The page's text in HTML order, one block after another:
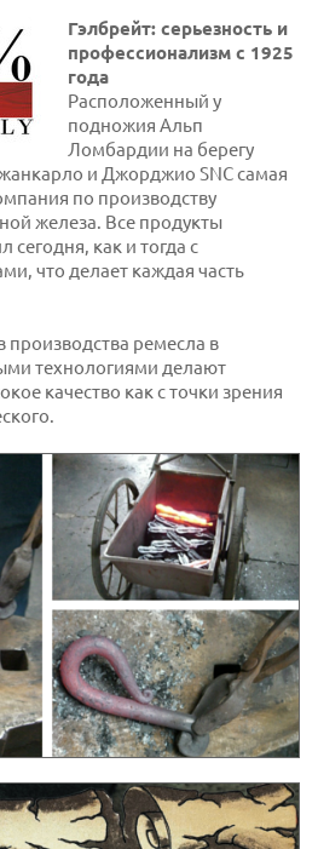
Гэлбрейт: серьезность и
профессионализм с 1925
года
Расположенный у
подножия Альп
Ломбардии на берегу
и Джорджио SNC самая
по производству
железа. Все продукты
сегодня, как и тогда с
что делает каждая часть
ремесла в
технологиями делают
качество как с точки зрения